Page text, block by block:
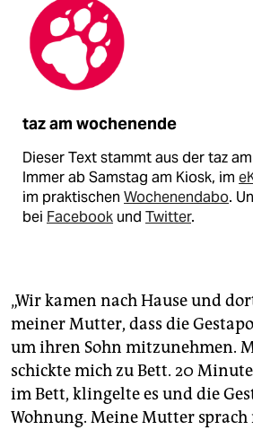
taz am wochenende
Dieser Text stammt aus der taz
Immer ab Samstag am Kiosk, im
im praktischen Wochenendabo.
bei Facebook und Twitter.
„Wir kamen nach Hause und
meiner Mutter, dass die
um ihren Sohn mitzunehmen.
schickte mich zu Bett. 20
im Bett, klingelte es und die
Wohnung. Meine Mutter